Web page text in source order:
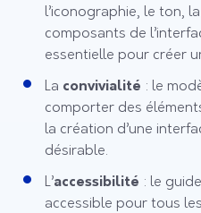
l’iconographie, le ton,
composants de
essentielle pour créer
La convivialité : le
comporter des
la création d’une
désirable.
L’accessibilité : le
accessible pour tous